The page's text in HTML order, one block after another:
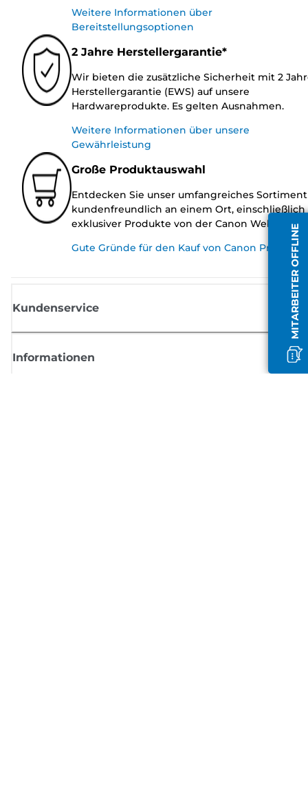
MITARBEITER OFFLINE
Weitere Informationen über
Bereitstellungsoptionen
2 Jahre Herstellergarantie*
Wir bieten die zusätzliche Sicherheit mit 2
Herstellergarantie (EWS) auf unsere
Hardwareprodukte. Es gelten Ausnahmen.
Weitere Informationen über unsere
Gewährleistung
Große Produktauswahl
Entdecken Sie unser umfangreiches Sortiment
kundenfreundlich an einem Ort, einschließlich
exklusiver Produkte von der Canon Website.
Gute Gründe für den Kauf von Canon
Kundenservice
Informationen